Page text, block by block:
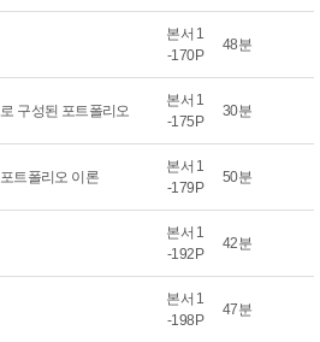
본서 1
-170P
48분
구성된 포트폴리오
본서 1
-175P
30분
트폴리오 이론
본서 1
-179P
50분
본서 1
-192P
42분
본서 1
-198P
47분